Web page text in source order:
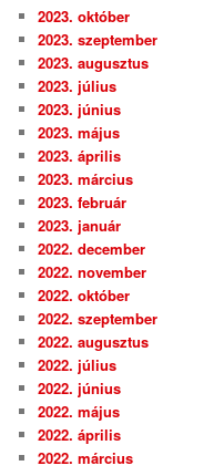
2023. október
2023. szeptember
2023. augusztus
2023. július
2023. június
2023. május
2023. április
2023. március
2023. február
2023. január
2022. december
2022. november
2022. október
2022. szeptember
2022. augusztus
2022. július
2022. június
2022. május
2022. április
2022. március